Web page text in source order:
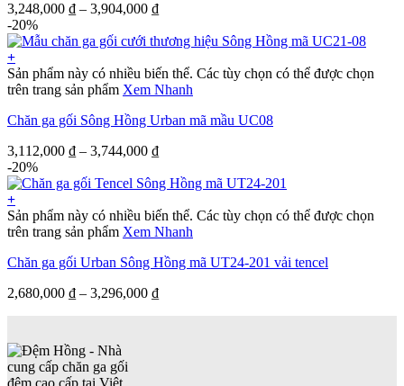
3,248,000 ₫ – 3,904,000 ₫
-20%
+
Sản phẩm này có nhiều biến thể. Các tùy chọn có thể được chọn
trên trang sản phẩm Xem Nhanh
Chăn ga gối Sông Hồng Urban mã mầu UC08
3,112,000 ₫ – 3,744,000 ₫
-20%
+
Sản phẩm này có nhiều biến thể. Các tùy chọn có thể được chọn
trên trang sản phẩm Xem Nhanh
Chăn ga gối Urban Sông Hồng mã UT24-201 vải tencel
2,680,000 ₫ – 3,296,000 ₫